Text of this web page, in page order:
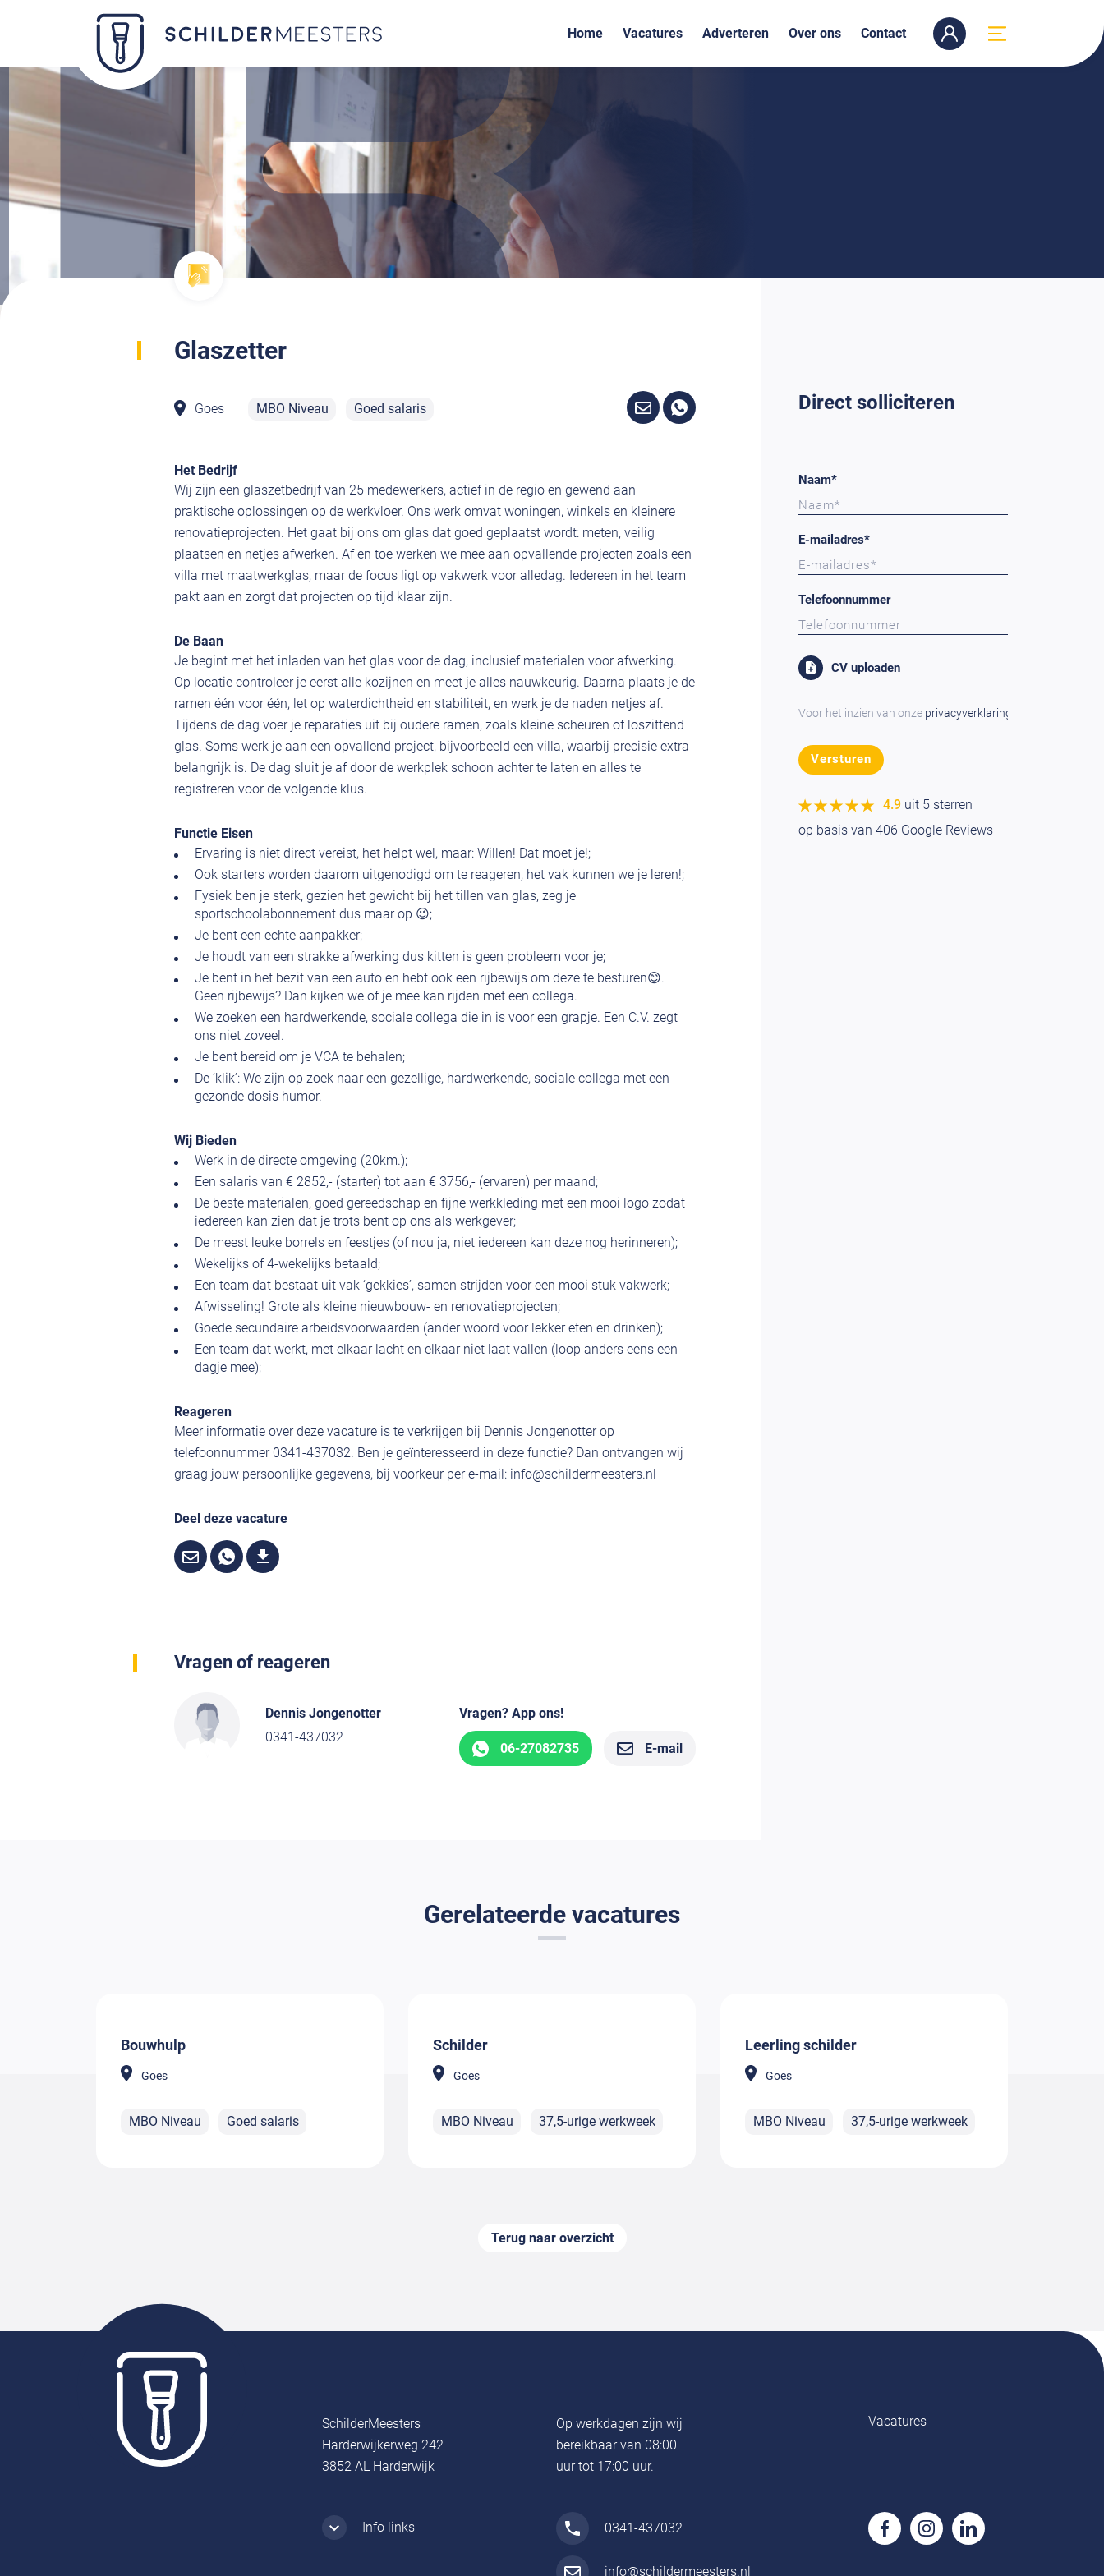
Home Vacatures Adverteren Over ons Contact
Glaszetter
Goes MBO Niveau Goed salaris
Het Bedrijf
Wij zijn een glaszetbedrijf van 25 medewerkers, actief in de regio en gewend aan
praktische oplossingen op de werkvloer. Ons werk omvat woningen, winkels en kleinere
renovatieprojecten. Het gaat bij ons om glas dat goed geplaatst wordt: meten, veilig
plaatsen en netjes afwerken. Af en toe werken we mee aan opvallende projecten zoals een
villa met maatwerkglas, maar de focus ligt op vakwerk voor alledag. Iedereen in het team
pakt aan en zorgt dat projecten op tijd klaar zijn.
De Baan
Je begint met het inladen van het glas voor de dag, inclusief materialen voor afwerking.
Op locatie controleer je eerst alle kozijnen en meet je alles nauwkeurig. Daarna plaats je de
ramen één voor één, let op waterdichtheid en stabiliteit, en werk je de naden netjes af.
Tijdens de dag voer je reparaties uit bij oudere ramen, zoals kleine scheuren of loszittend
glas. Soms werk je aan een opvallend project, bijvoorbeeld een villa, waarbij precisie extra
belangrijk is. De dag sluit je af door de werkplek schoon achter te laten en alles te
registreren voor de volgende klus.
Functie Eisen
Ervaring is niet direct vereist, het helpt wel, maar: Willen! Dat moet je!;
Ook starters worden daarom uitgenodigd om te reageren, het vak kunnen we je leren!;
Fysiek ben je sterk, gezien het gewicht bij het tillen van glas, zeg je
sportschoolabonnement dus maar op 😉;
Je bent een echte aanpakker;
Je houdt van een strakke afwerking dus kitten is geen probleem voor je;
Je bent in het bezit van een auto en hebt ook een rijbewijs om deze te besturen😊.
Geen rijbewijs? Dan kijken we of je mee kan rijden met een collega.
We zoeken een hardwerkende, sociale collega die in is voor een grapje. Een C.V. zegt
ons niet zoveel.
Je bent bereid om je VCA te behalen;
De ‘klik’: We zijn op zoek naar een gezellige, hardwerkende, sociale collega met een
gezonde dosis humor.
Wij Bieden
Werk in de directe omgeving (20km.);
Een salaris van € 2852,- (starter) tot aan € 3756,- (ervaren) per maand;
De beste materialen, goed gereedschap en fijne werkkleding met een mooi logo zodat
iedereen kan zien dat je trots bent op ons als werkgever;
De meest leuke borrels en feestjes (of nou ja, niet iedereen kan deze nog herinneren);
Wekelijks of 4-wekelijks betaald;
Een team dat bestaat uit vak ‘gekkies’, samen strijden voor een mooi stuk vakwerk;
Afwisseling! Grote als kleine nieuwbouw- en renovatieprojecten;
Goede secundaire arbeidsvoorwaarden (ander woord voor lekker eten en drinken);
Een team dat werkt, met elkaar lacht en elkaar niet laat vallen (loop anders eens een
dagje mee);
Reageren
Meer informatie over deze vacature is te verkrijgen bij Dennis Jongenotter op
telefoonnummer 0341-437032. Ben je geïnteresseerd in deze functie? Dan ontvangen wij
graag jouw persoonlijke gegevens, bij voorkeur per e-mail: info@schildermeesters.nl
Deel deze vacature
Vragen of reageren
Dennis Jongenotter
0341-437032
Vragen? App ons!
06-27082735 E-mail
Direct solliciteren
Naam*
E-mailadres*
Telefoonnummer
CV uploaden
Voor het inzien van onze privacyverklaring
★★★★★
★★★★★ 4.9 uit 5 sterren
op basis van 406 Google Reviews
Gerelateerde vacatures
Bouwhulp
Goes
MBO Niveau Goed salaris
Schilder
Goes
MBO Niveau 37,5-urige werkweek
Leerling schilder
Goes
MBO Niveau 37,5-urige werkweek
Terug naar overzicht
SchilderMeesters
Harderwijkerweg 242
3852 AL Harderwijk
Op werkdagen zijn wij
bereikbaar van 08:00
uur tot 17:00 uur.
Vacatures
Info links 0341-437032
info@schildermeesters.nl